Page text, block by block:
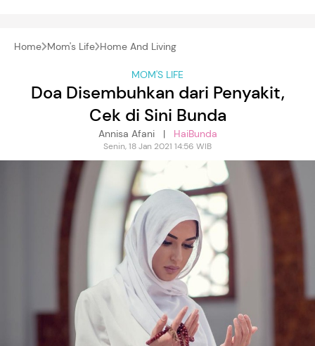
Home Mom's Life Home And Living
MOM'S LIFE
Doa Disembuhkan dari Penyakit,
Cek di Sini Bunda
Annisa Afani | HaiBunda
Senin, 18 Jan 2021 14:56 WIB